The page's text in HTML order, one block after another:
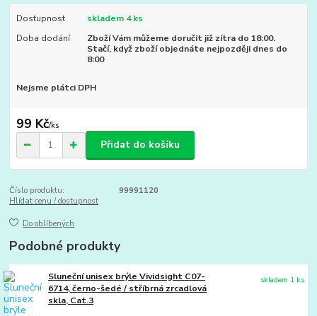
Dostupnost
skladem 4 ks
Doba dodání
Zboží Vám můžeme doručit již zítra do 18:00.
Stačí, když zboží objednáte nejpozději dnes do
8:00
Nejsme plátci DPH
99 Kč/ks
Přidat do košíku
Číslo produktu:
99991120
Hlídat cenu / dostupnost
Do oblíbených
Podobné produkty
Sluneční unisex brýle Vividsight C07-
6714, černo-šedé / stříbrná zrcadlová
skla, Cat.3
skladem 1 ks